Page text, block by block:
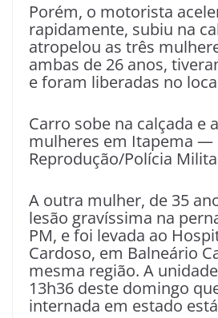
Porém, o motorista
rapidamente, subiu na
atropelou as três
ambas de 26 anos,
e foram liberadas no
Carro sobe na calçada e
mulheres em Itapema —
Reprodução/Polícia
A outra mulher, de 35
lesão gravíssima na
PM, e foi levada ao
Cardoso, em Balneário
mesma região. A
13h36 deste domingo
internada em estado